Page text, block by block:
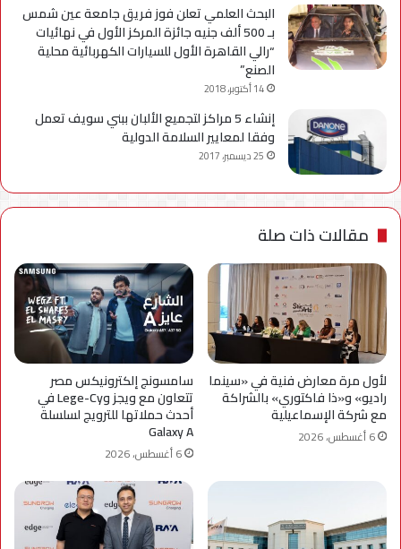
البحث العلمي تعلن فوز فريق جامعة عين شمس
بـ 500 ألف جنيه جائزة المركز الأول في نهائيات
“رالي القاهرة الأول للسيارات الكهربائية محلية
الصنع”
14 أكتوبر، 2018
إنشاء 5 مراكز لتجميع الألبان ببني سويف تعمل
وفقا لمعايير السلامة الدولية
25 ديسمبر، 2017
مقالات ذات صلة
لأول مرة معارض فنية في «سينما
راديو» و«ذا فاكتوري» بالشراكة
مع شركة الإسماعيلية
6 أغسطس، 2026
سامسونج إلكترونيكس مصر
تتعاون مع ويجز وLege-Cy في
أحدث حملاتها للترويج لسلسلة
Galaxy A
6 أغسطس، 2026